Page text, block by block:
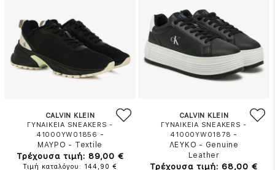
CALVIN KLEIN
ΓΥΝΑΙΚΕΙΑ SNEAKERS -
41000YW01856 -
ΜΑΥΡΟ - Textile
Τρέχουσα τιμή: 89,00 €
Τιμή καταλόγου: 144,90 €
CALVIN KLEIN
ΓΥΝΑΙΚΕΙΑ SNEAKERS -
41000YW01878 -
ΛΕΥΚΟ - Genuine
Leather
Τρέχουσα τιμή: 68,00 €